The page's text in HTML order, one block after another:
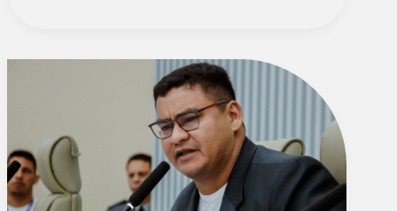
Amapá
“boicota”
COP30:
“encontro